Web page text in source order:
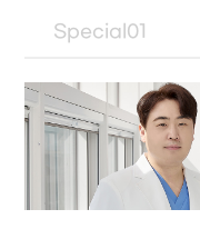
Special01